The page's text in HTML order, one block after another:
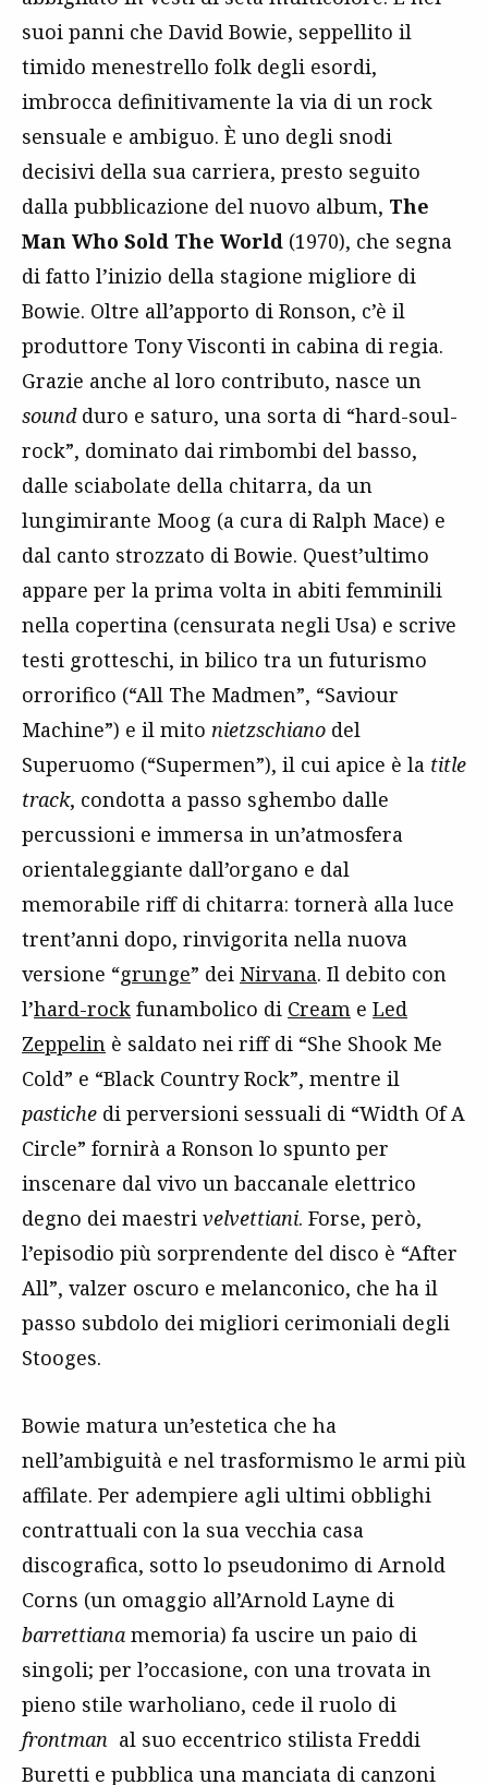
suoi panni che David Bowie, seppellito il
timido menestrello folk degli esordi,
imbrocca definitivamente la via di un rock
sensuale e ambiguo. È uno degli snodi
decisivi della sua carriera, presto seguito
dalla pubblicazione del nuovo album, The
Man Who Sold The World (1970), che segna
di fatto l’inizio della stagione migliore di
Bowie. Oltre all’apporto di Ronson, c’è il
produttore Tony Visconti in cabina di regia.
Grazie anche al loro contributo, nasce un
soundduro e saturo, una sorta di “hard-soul-
rock”, dominato dai rimbombi del basso,
dalle sciabolate della chitarra, da un
lungimirante Moog (a cura di Ralph Mace) e
dal canto strozzato di Bowie. Quest’ultimo
appare per la prima volta in abiti femminili
nella copertina (censurata negli Usa) e scrive
testi grotteschi, in bilico tra un futurismo
orrorifico (“All The Madmen”, “Saviour
Machine”) e il mito nietzschiano del
Superuomo (“Supermen”), il cui apice è la title
track, condotta a passo sghembo dalle
percussioni e immersa in un’atmosfera
orientaleggiante dall’organo e dal
memorabile riff di chitarra: tornerà alla luce
trent’anni dopo, rinvigorita nella nuova
versione “grunge” dei Nirvana. Il debito con
l’hard-rock funambolico di Cream e Led
Zeppelin è saldato nei riff di “She Shook Me
Cold” e “Black Country Rock”, mentre il
pastiche di perversioni sessuali di “Width Of A
Circle” fornirà a Ronson lo spunto per
inscenare dal vivo un baccanale elettrico
degno dei maestri velvettiani. Forse, però,
l’episodio più sorprendente del disco è “After
All”, valzer oscuro e melanconico, che ha il
passo subdolo dei migliori cerimoniali degli
Stooges.
Bowie matura un’estetica che ha
nell’ambiguità e nel trasformismo le armi più
affilate. Per adempiere agli ultimi obblighi
contrattuali con la sua vecchia casa
discografica, sotto lo pseudonimo di Arnold
Corns (un omaggio all’Arnold Layne di
barrettiana memoria) fa uscire un paio di
singoli; per l’occasione, con una trovata in
pieno stile warholiano, cede il ruolo di
frontman al suo eccentrico stilista Freddi
Buretti e pubblica una manciata di canzoni